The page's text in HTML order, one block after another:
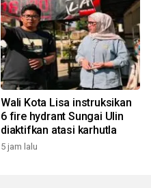
Wali Kota Lisa instruksikan
6 fire hydrant Sungai Ulin
diaktifkan atasi karhutla
5 jam lalu